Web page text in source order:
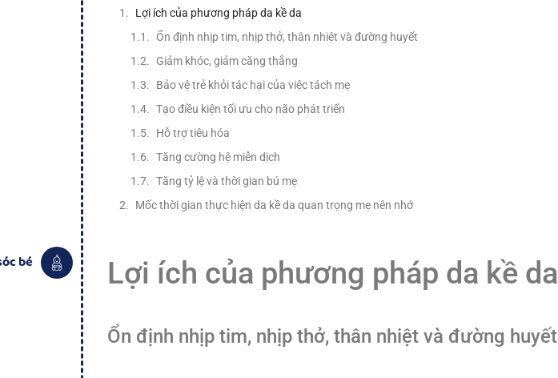
bé
Lợi ích của phương pháp da kề da
Ổn định nhịp tim, nhịp thở, thân nhiệt và đường huyết
Giảm khóc, giảm căng thẳng
Bảo vệ trẻ khỏi tác hại của việc tách mẹ
Tạo điều kiện tối ưu cho não phát triển
Hỗ trợ tiêu hóa
Tăng cường hệ miễn dịch
Tăng tỷ lệ và thời gian bú mẹ
Mốc thời gian thực hiện da kề da quan trọng mẹ nên nhớ
Lợi ích của phương pháp da kề da
Ổn định nhịp tim, nhịp thở, thân nhiệt và đường huyết